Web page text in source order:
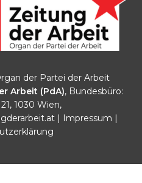
der Partei der Arbeit
Arbeit (PdA), Bundesbüro:
1030 Wien,
| Impressum |